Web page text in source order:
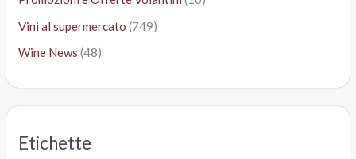
Vini al supermercato (749)
Wine News (48)
Etichette